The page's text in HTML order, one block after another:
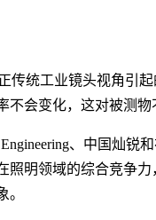
传统工业镜头视角引
会变化，这对被测
、中国灿
明领域的综合竞争
。